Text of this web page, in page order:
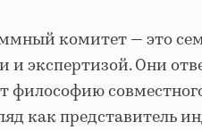
комитет — это
и экспертизой. Они
философию
как представитель